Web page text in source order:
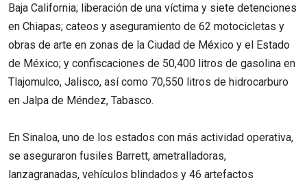
Baja California; liberación de una víctima y siete detenciones
en Chiapas; cateos y aseguramiento de 62 motocicletas y
obras de arte en zonas de la Ciudad de México y el Estado
de México; y confiscaciones de 50,400 litros de gasolina en
Tlajomulco, Jalisco, así como 70,550 litros de hidrocarburo
en Jalpa de Méndez, Tabasco.
En Sinaloa, uno de los estados con más actividad operativa,
se aseguraron fusiles Barrett, ametralladoras,
lanzagranadas, vehículos blindados y 46 artefactos